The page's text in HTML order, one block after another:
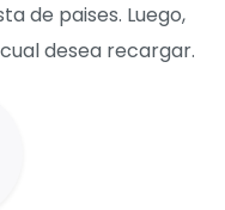
de paises. Luego,
desea recargar.